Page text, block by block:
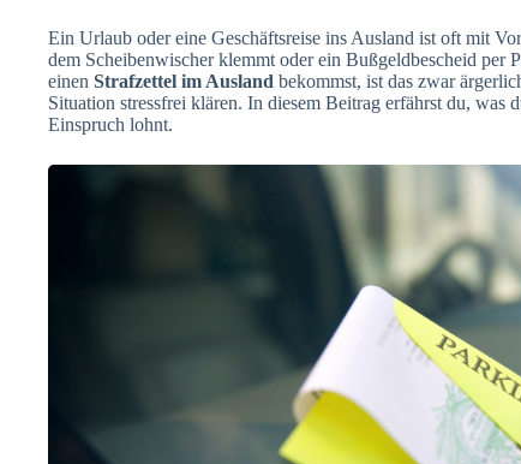
Ein Urlaub oder eine Geschäftsreise ins Ausland ist oft mit
dem Scheibenwischer klemmt oder ein Bußgeldbescheid per
einen Strafzettel im Ausland bekommst, ist das zwar
Situation stressfrei klären. In diesem Beitrag erfährst du, was
Einspruch lohnt.